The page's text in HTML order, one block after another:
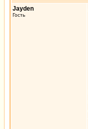
Jayden
Гость